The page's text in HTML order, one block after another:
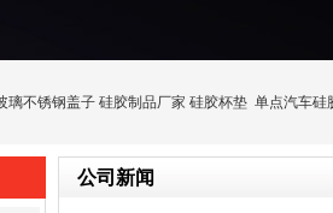
璃不锈钢盖子 硅胶制品厂家 硅胶杯垫 单点汽车硅
公司新闻